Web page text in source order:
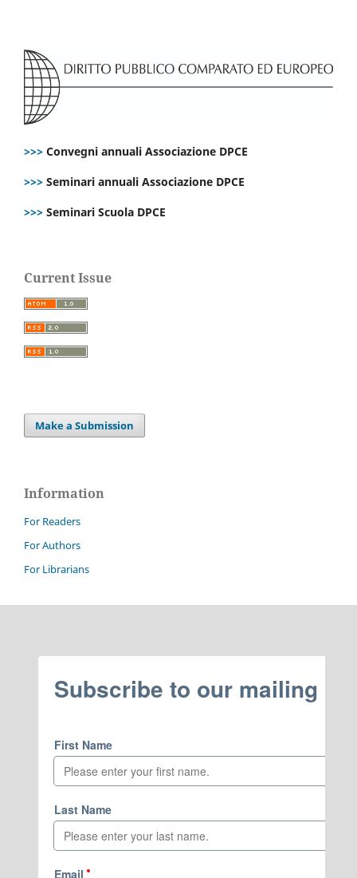
>>> Convegni annuali Associazione DPCE
>>> Seminari annuali Associazione DPCE
>>> Seminari Scuola DPCE
Current Issue
Make a Submission
Information
For Readers
For Authors
For Librarians